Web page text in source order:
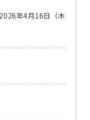
年4月16日（木